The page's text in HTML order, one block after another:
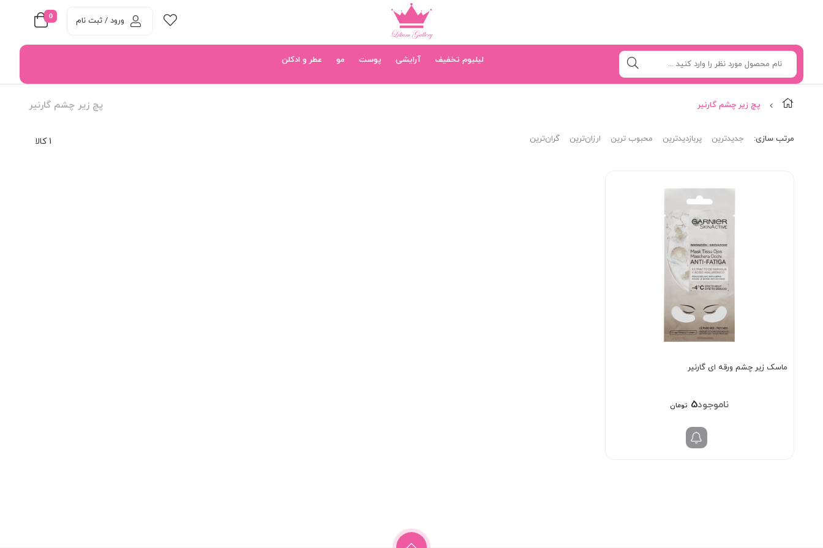
0 ورود / ثبت نام
لیلیوم تخفیف آرایشی پوست مو عطر و ادکلن
پچ زیر چشم گارنیر پچ زیر چشم گارنیر
1 کالا مرتب‌ سازی: جدیدترین پربازدیدترین محبوب ترین ارزان‌ترین گران‌ترین
ماسک زیر چشم ورقه ای گارنیر
58/000 تومان